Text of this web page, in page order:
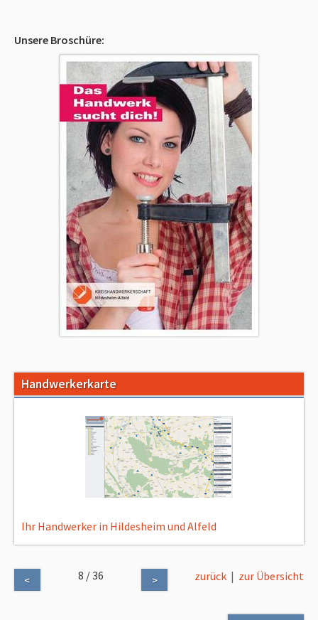
Unsere Broschüre:
Handwerkerkarte
Ihr Handwerker in Hildesheim und Alfeld
< 8 / 36 > zurück | zur Übersicht